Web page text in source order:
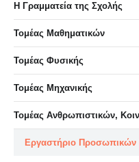
Η Γραμματεία της Σχολής
Τομέας Μαθηματικών
Τομέας Φυσικής
Τομέας Μηχανικής
Τομέας Ανθρωπιστικών,
Eργαστήριo